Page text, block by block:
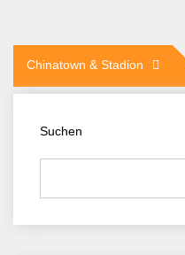
Beitragsnavigation
Chinatown & Stadion
Suchen